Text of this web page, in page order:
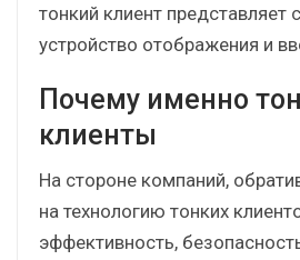
тонкий клиент представляет
устройство отображения и
Почему именно
клиенты
На стороне компаний,
на технологию тонких
эффективность,